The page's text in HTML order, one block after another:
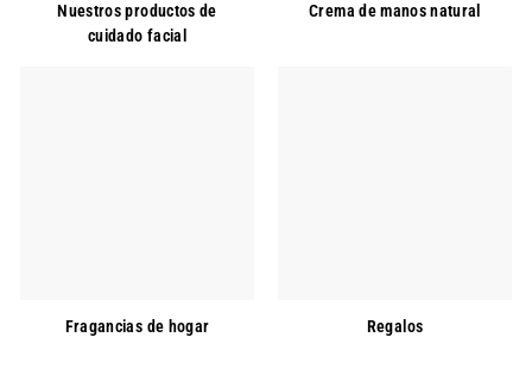
Nuestros productos de
cuidado facial
Crema de manos natural
Fragancias de hogar Regalos